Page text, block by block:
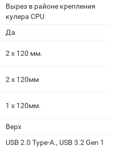
Вырез в районе крепления
кулера CPU
Да
2 x 120 мм.
2 x 120мм
1 x 120мм.
Верх
USB 2.0 Type-A., USB 3.2 Gen 1